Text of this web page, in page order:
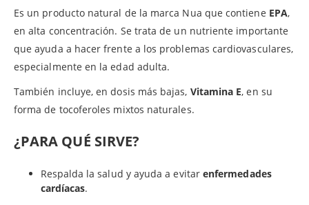
Es un producto natural de la marca Nua que contiene EPA,
en alta concentración. Se trata de un nutriente importante
que ayuda a hacer frente a los problemas cardiovasculares,
especialmente en la edad adulta.
También incluye, en dosis más bajas, Vitamina E, en su
forma de tocoferoles mixtos naturales.
¿PARA QUÉ SIRVE?
Respalda la salud y ayuda a evitar enfermedades
cardíacas.